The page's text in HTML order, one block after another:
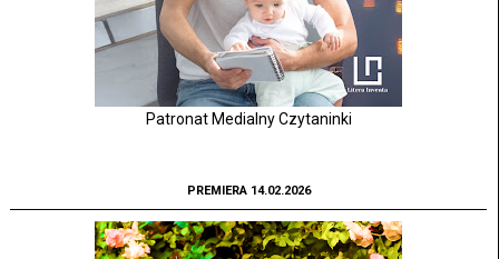
Patronat Medialny Czytaninki
PREMIERA 14.02.2026